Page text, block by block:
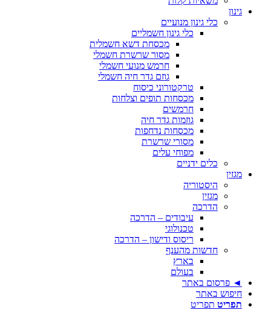
גינון
כלי גינון מנועיים
כלי גינון חשמליים
מכסחת דשא חשמלית
מסור שרשרת חשמלי
חרמש מנועי חשמלי
גוזם גדר חיה חשמלי
טרקטורוני כיסוח
מכסחות תופים וצלחות
חרמשים
גוזמות גדר חיה
מכסחות נדחפות
מסורי שרשרת
מפוחי עלים
כלים ידניים
מגזין
היסטוריה
מגזין
הדרכה
עיבודים – הדרכה
טכנולוגי
ריסוס ודישון – הדרכה
חדשות מהענף
בארץ
בעולם
◄ פרסום באתר
חיפוש באתר
תפריט תפריט